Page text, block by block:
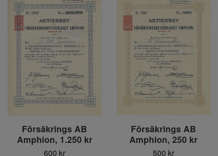
Försäkrings AB
Amphion, 1.250 kr
600 kr
Försäkrings AB
Amphion, 250 kr
500 kr